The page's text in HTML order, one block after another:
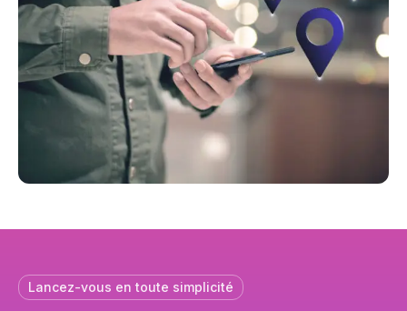
Lancez-vous en toute simplicité